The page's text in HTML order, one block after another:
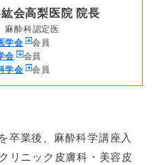
会高梨医院 院長
麻酔科認定医
学会
会員
会
会員
学会
会員
卒業後、麻酔科学講座入
リニック皮膚科・美容皮